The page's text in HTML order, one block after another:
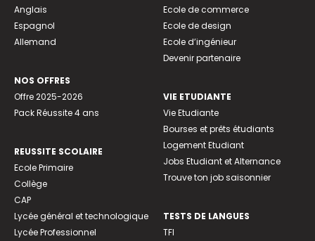
Anglais
Espagnol
Allemand
NOS OFFRES
Offre 2025-2026
Pack Réussite 4 ans
REUSSITE SCOLAIRE
Ecole Primaire
Collège
CAP
Lycée général et technologique
Lycée Professionnel
Ecole de commerce
Ecole de design
Ecole d’ingénieur
Devenir partenaire
VIE ETUDIANTE
Vie Etudiante
Bourses et prêts étudiants
Logement Etudiant
Jobs Etudiant et Alternance
Trouve ton job saisonnier
TESTS DE LANGUES
TFI